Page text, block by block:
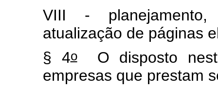
VIII - planejamento,
atualização de páginas
§ 4oO disposto
empresas que prestam